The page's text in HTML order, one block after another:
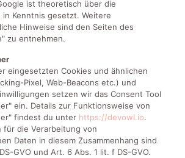
ist theoretisch über die
Kenntnis gesetzt. Weitere
Hinweise sind den Seiten des
zu entnehmen.
eingesetzten Cookies und ähnlichen
Pixel, Web-Beacons etc.) und
setzen wir das Consent Tool
ein. Details zur Funktionsweise von
findest du unter https://devowl.io.
für die Verarbeitung von
Daten in diesem Zusammenhang sind
GVO und Art. 6 Abs. 1 lit. f DS-GVO.